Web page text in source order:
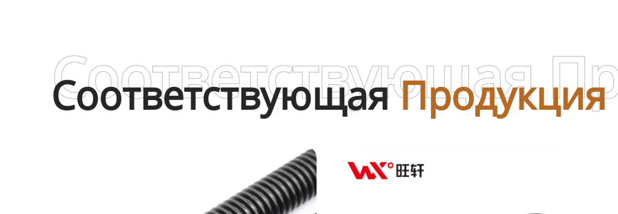
СоответствующаяПродукция
Соответствующая